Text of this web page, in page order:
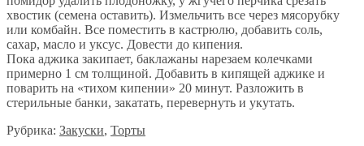
хвостик (семена оставить). Измельчить все через мясорубку
или комбайн. Все поместить в кастрюлю, добавить сoль,
сахар, масло и уксус. Довести до кипения.
Пока аджика закипает, баклажаны нарезаем колечками
примерно 1 см толщиной. Добавить в кипящей аджике и
поварить на «тихом кипении» 20 минут. Разложить в
стерильные банки, закатать, перeвернуть и укутать.
Рубрика: Закуски, Торты